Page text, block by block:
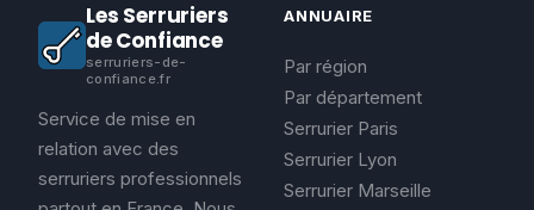
Les Serruriers
de Confiance
serruriers-de-
confiance.fr
Service de mise en
relation avec des
serruriers professionnels
ANNUAIRE
Par région
Par département
Serrurier Paris
Serrurier Lyon
Serrurier Marseille